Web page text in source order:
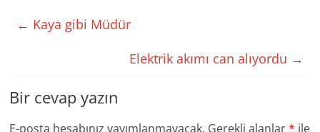
← Kaya gibi Müdür
Elektrik akımı can alıyordu →
Bir cevap yazın
E-posta hesabınız yayımlanmayacak. Gerekli alanlar* ile